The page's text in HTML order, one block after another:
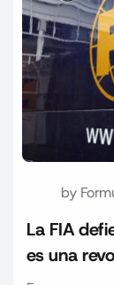
by
La FIA
es una